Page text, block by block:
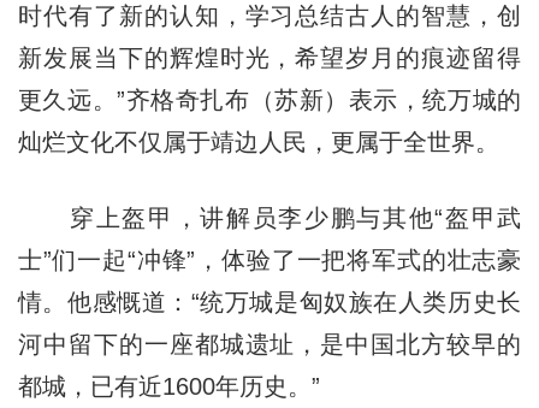
时代有了新的认知，学习总结古人的智慧，创
新发展当下的辉煌时光，希望岁月的痕迹留得
更久远。”齐格奇扎布（苏新）表示，统万城的
灿烂文化不仅属于靖边人民，更属于全世界。
穿上盔甲，讲解员李少鹏与其他“盔甲武
士”们一起“冲锋”，体验了一把将军式的壮志豪
情。他感慨道：“统万城是匈奴族在人类历史长
河中留下的一座都城遗址，是中国北方较早的
都城，已有近1600年历史。”